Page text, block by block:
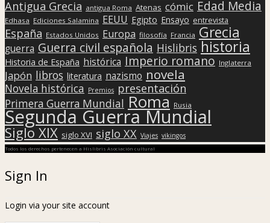
Antigua Grecia antigua Roma Atenas cómic Edad Media
Edhasa Ediciones Salamina EEUU Egipto Ensayo entrevista
España Estados Unidos Europa filosofía Francia Grecia
guerra Guerra civil española Hislibris historia
Historia de España histórica Imperio romano Inglaterra
Japón libros literatura nazismo novela
Novela histórica Premios presentación
Primera Guerra Mundial Roma Rusia
Segunda Guerra Mundial
Siglo XIX siglo XVI siglo XX Viajes vikingos
Todos los derechos pertenecen a Hislibris Asociación cultural
Sign In
Login via your site account